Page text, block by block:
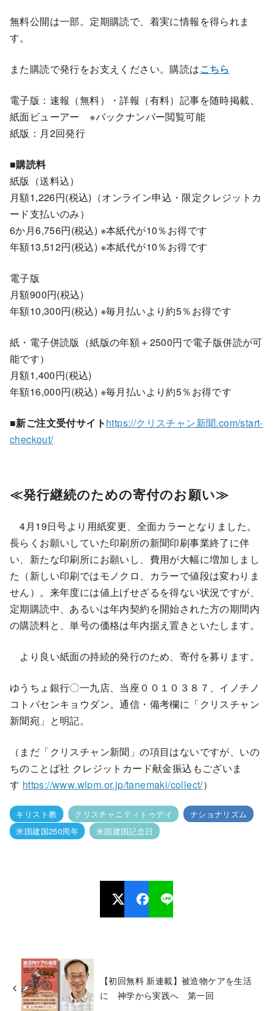
無料公開は一部。定期購読で、着実に情報を得られま
す。
また購読で発行をお支えください。購読はこちら
電子版：速報（無料）・詳報（有料）記事を随時掲載、
紙面ビューアー ※バックナンバー閲覧可能
紙版：月2回発行
■購読料
紙版（送料込）
月額1,226円(税込)（オンライン申込・限定クレジットカ
ード支払いのみ）
6か月6,756円(税込) ※本紙代が10％お得です
年額13,512円(税込) ※本紙代が10％お得です
電子版
月額900円(税込)
年額10,300円(税込) ※毎月払いより約5％お得です
紙・電子併読版（紙版の年額＋2500円で電子版併読が可
能です）
月額1,400円(税込)
年額16,000円(税込) ※毎月払いより約5％お得です
■新ご注文受付サイトhttps://クリスチャン新聞.com/start-
checkout/
≪発行継続のための寄付のお願い≫
4月19日号より用紙変更、全面カラーとなりました。
長らくお願いしていた印刷所の新聞印刷事業終了に伴
い、新たな印刷所にお願いし、費用が大幅に増加しまし
た（新しい印刷ではモノクロ、カラーで値段は変わりま
せん）。来年度には値上げせざるを得ない状況ですが、
定期購読中、あるいは年内契約を開始された方の期間内
の購読料と、単号の価格は年内据え置きといたします。
より良い紙面の持続的発行のため、寄付を募ります。
ゆうちょ銀行〇一九店、当座００１０３８７、イノチノ
コトバセンキョウダン。通信・備考欄に「クリスチャン
新聞宛」と明記。
（まだ「クリスチャン新聞」の項目はないですが、いの
ちのことば社 クレジットカード献金振込もございま
す https://www.wlpm.or.jp/tanemaki/collect/）
キリスト教 クリスチャニティトゥデイ
ナショナリズム
米国建国250周年
米国建国記念日
【初回無料 新連載】被造物ケアを生活
に 神学から実践へ 第一回